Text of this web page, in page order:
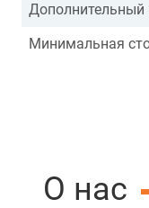
Минимальная
О нас